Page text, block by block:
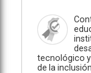
tecnológico
de la